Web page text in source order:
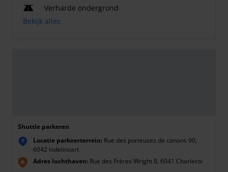
Verharde ondergrond
Bekijk alles
Shuttle parkeren
P Locatie parkeerterrein: Rue des porteuses de canons 90,
6042 lodelinsart
Adres luchthaven: Rue des Frères Wright 8, 6041 Charleroi